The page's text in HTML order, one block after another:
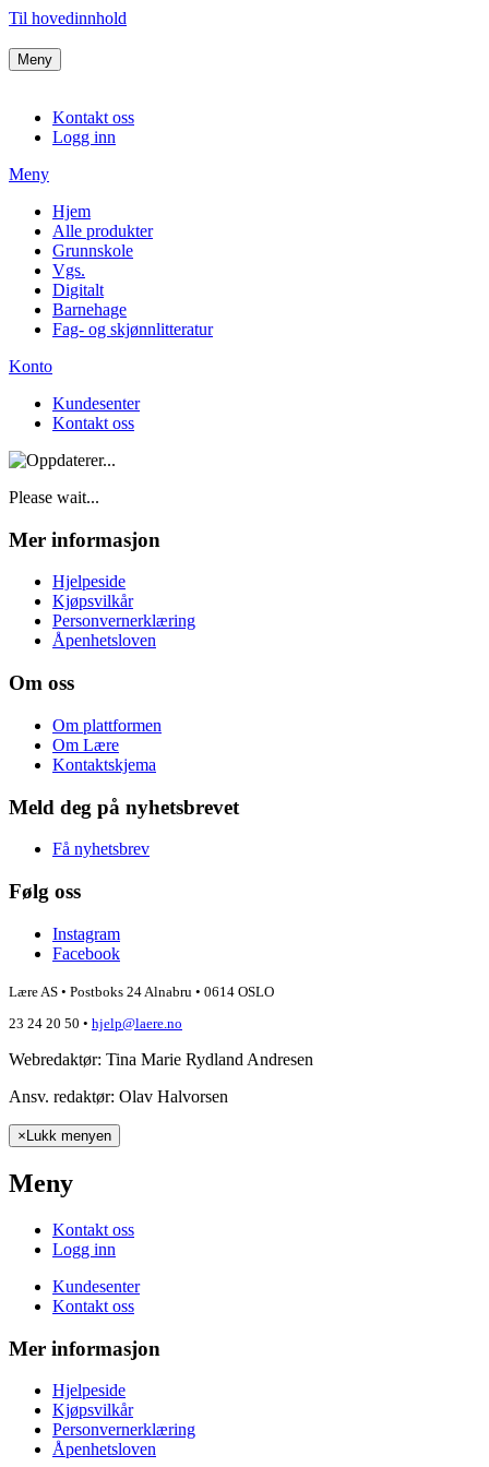
Til hovedinnhold
Meny
Kontakt oss
Logg inn
Meny
Hjem
Alle produkter
Grunnskole
Vgs.
Digitalt
Barnehage
Fag- og skjønnlitteratur
Konto
Kundesenter
Kontakt oss
Please wait...
Mer informasjon
Hjelpeside
Kjøpsvilkår
Personvernerklæring
Åpenhetsloven
Om oss
Om plattformen
Om Lære
Kontaktskjema
Meld deg på nyhetsbrevet
Få nyhetsbrev
Følg oss
Instagram
Facebook
Lære AS • Postboks 24 Alnabru • 0614 OSLO
23 24 20 50 • hjelp@laere.no
Webredaktør: Tina Marie Rydland Andresen
Ansv. redaktør: Olav Halvorsen
× Lukk menyen
Meny
Kontakt oss
Logg inn
Kundesenter
Kontakt oss
Mer informasjon
Hjelpeside
Kjøpsvilkår
Personvernerklæring
Åpenhetsloven